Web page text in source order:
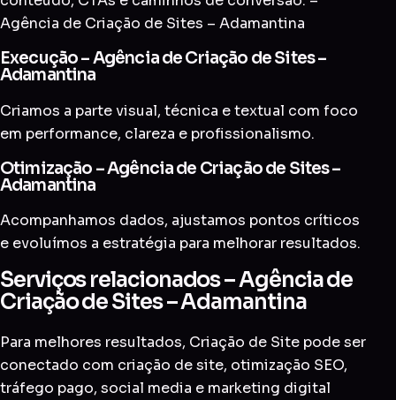
Agência de Criação de Sites – Adamantina
Execução – Agência de Criação de Sites –
Adamantina
Criamos a parte visual, técnica e textual com foco
em performance, clareza e profissionalismo.
Otimização – Agência de Criação de Sites –
Adamantina
Acompanhamos dados, ajustamos pontos críticos
e evoluímos a estratégia para melhorar resultados.
Serviços relacionados – Agência de
Criação de Sites – Adamantina
Para melhores resultados, Criação de Site pode ser
conectado com criação de site, otimização SEO,
tráfego pago, social media e marketing digital